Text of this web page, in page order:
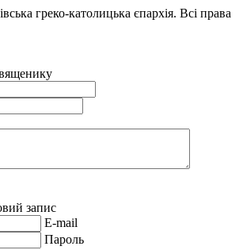
греко-католицька єпархія. Всі права
запис
E-mail
Пароль